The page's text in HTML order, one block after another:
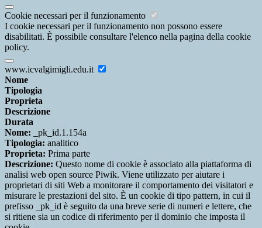
Cookie necessari per il funzionamento
I cookie necessari per il funzionamento non possono essere
disabilitati. È possibile consultare l'elenco nella pagina della cookie
policy.
www.icvalgimigli.edu.it
Nome
Tipologia
Proprieta
Descrizione
Durata
Nome: _pk_id.1.154a
Tipologia: analitico
Proprieta: Prima parte
Descrizione: Questo nome di cookie è associato alla piattaforma di
analisi web open source Piwik. Viene utilizzato per aiutare i
proprietari di siti Web a monitorare il comportamento dei visitatori e
misurare le prestazioni del sito. È un cookie di tipo pattern, in cui il
prefisso _pk_id è seguito da una breve serie di numeri e lettere, che
si ritiene sia un codice di riferimento per il dominio che imposta il